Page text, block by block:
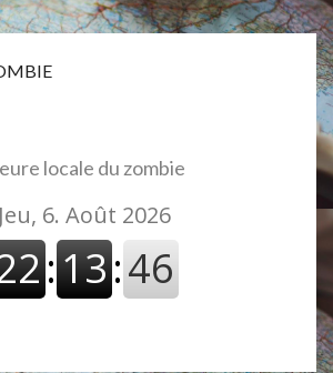
locale du zombie